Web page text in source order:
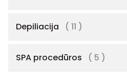
Depiliacija ( 11 )
SPA procedūros ( 5 )